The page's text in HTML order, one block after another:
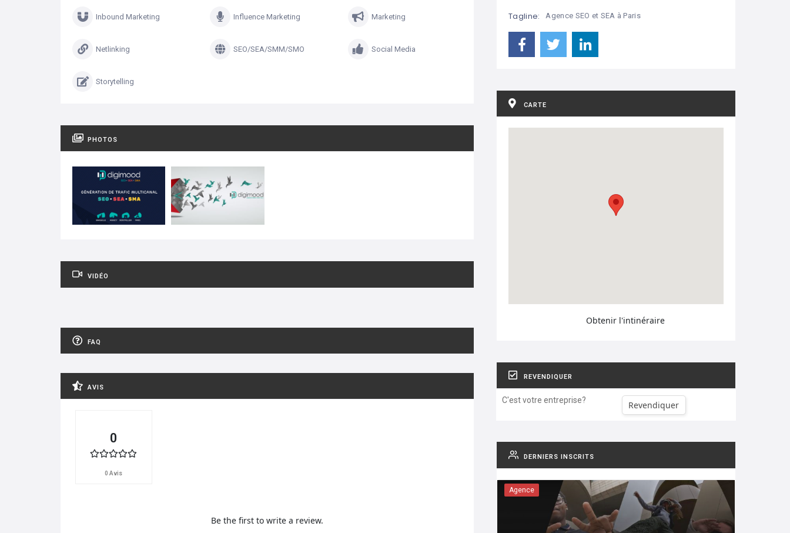
Inbound Marketing Influence Marketing Marketing
Netlinking SEO/SEA/SMM/SMO Social Media
Storytelling
PHOTOS
VIDÉO
FAQ
AVIS
0
0 Avis
Be the first to write a review.
Tagline: Agence SEO et SEA à Paris
CARTE
Obtenir l'intinéraire
REVENDIQUER
C'est votre entreprise? Revendiquer
DERNIERS INSCRITS
Agence